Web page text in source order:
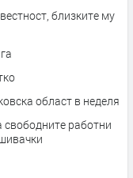
близките му
област в неделя
работни